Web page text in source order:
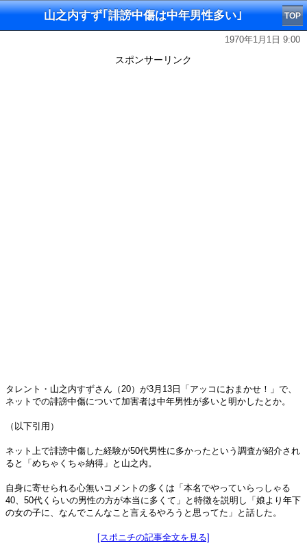
山之内すず｢誹謗中傷は中年男性多い｣ TOP
1970年1月1日 9:00
スポンサーリンク
タレント・山之内すずさん（20）が3月13日「アッコにおまかせ！」で、
ネットでの誹謗中傷について加害者は中年男性が多いと明かしたとか。
（以下引用）
ネット上で誹謗中傷した経験が50代男性に多かったという調査が紹介され
ると「めちゃくちゃ納得」と山之内。
自身に寄せられる心無いコメントの多くは「本名でやっていらっしゃる
40、50代くらいの男性の方が本当に多くて」と特徴を説明し「娘より年下
の女の子に、なんでこんなこと言えるやろうと思ってた」と話した。
[スポニチの記事全文を見る]